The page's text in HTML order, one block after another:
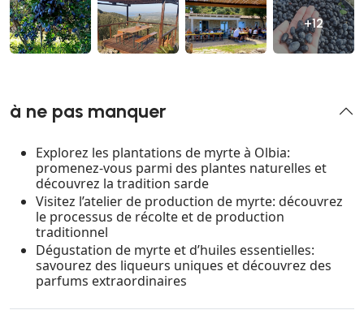
+12
à ne pas manquer
Explorez les plantations de myrte à Olbia:
promenez-vous parmi des plantes naturelles et
découvrez la tradition sarde
Visitez l’atelier de production de myrte: découvrez
le processus de récolte et de production
traditionnel
Dégustation de myrte et d’huiles essentielles:
savourez des liqueurs uniques et découvrez des
parfums extraordinaires